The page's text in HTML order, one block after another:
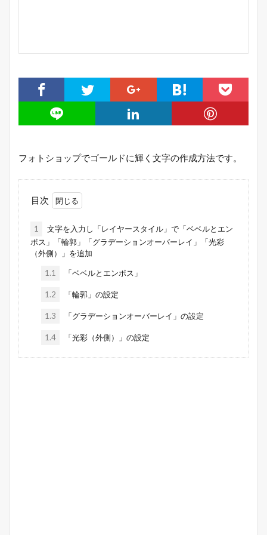
フォトショップでゴールドに輝く文字の作成方法です。
目次
1
文字を入力し「レイヤースタイル」で「ベベルとエン
ボス」「輪郭」「グラデーションオーバーレイ」「光彩
（外側）」を追加
1.1 「ベベルとエンボス」
1.2 「輪郭」の設定
1.3 「グラデーションオーバーレイ」の設定
1.4 「光彩（外側）」の設定